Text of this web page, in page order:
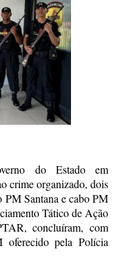
do Estado em
crime organizado, dois
PM Santana e cabo PM
Tático de Ação
concluíram, com
oferecido pela Polícia